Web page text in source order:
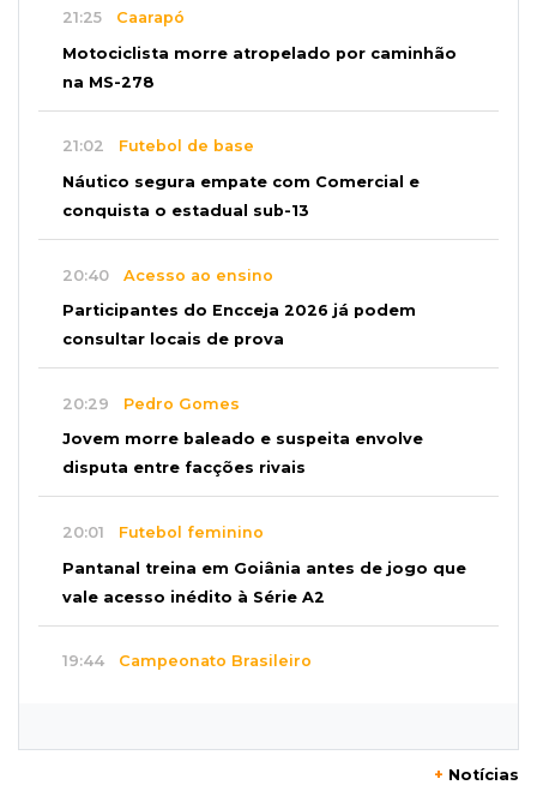
21:25 Caarapó
Motociclista morre atropelado por caminhão
na MS-278
21:02 Futebol de base
Náutico segura empate com Comercial e
conquista o estadual sub-13
20:40 Acesso ao ensino
Participantes do Encceja 2026 já podem
consultar locais de prova
20:29 Pedro Gomes
Jovem morre baleado e suspeita envolve
disputa entre facções rivais
20:01 Futebol feminino
Pantanal treina em Goiânia antes de jogo que
vale acesso inédito à Série A2
19:44 Campeonato Brasileiro
+ Notícias